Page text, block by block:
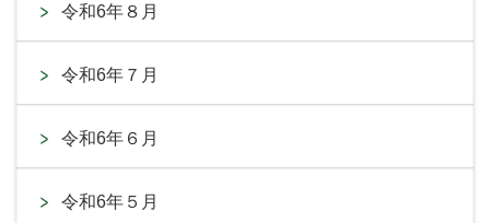
令和6年８月
令和6年７月
令和6年６月
令和6年５月